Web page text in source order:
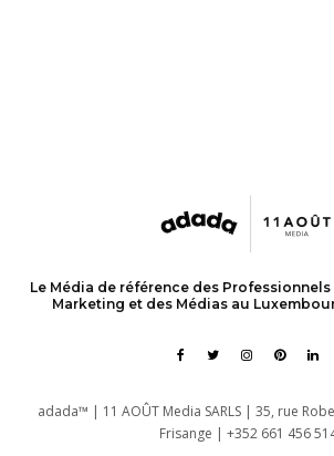
Le Média de référence des
Marketing et des Médias au
adada™ | 11 AOÛT Media SARLS | 35, rue
Frisange | +352 661 456